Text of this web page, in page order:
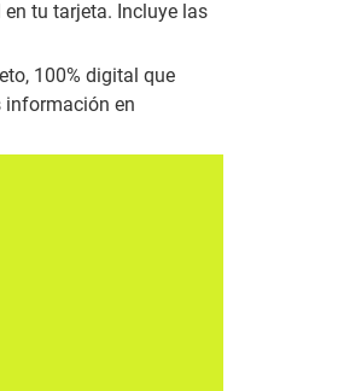
tu tarjeta. Incluye las
100% digital que
información en